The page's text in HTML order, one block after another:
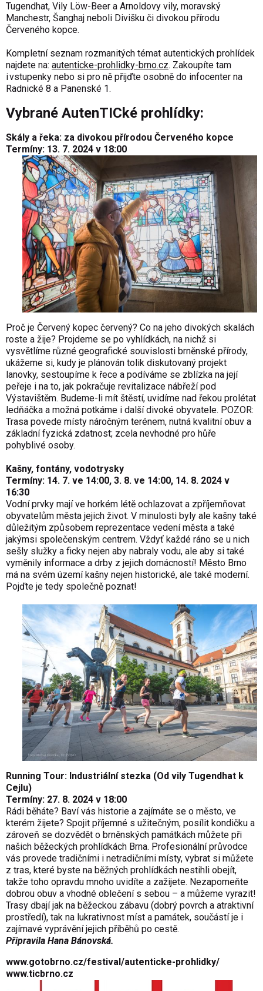
Tugendhat, Vily Löw-Beer a Arnoldovy vily, moravský
Manchestr, Šanghaj neboli Divišku či divokou přírodu
Červeného kopce.
Kompletní seznam rozmanitých témat autentických prohlídek
najdete na: autenticke-prohlidky-brno.cz. Zakoupíte tam
i vstupenky nebo si pro ně přijďte osobně do infocenter na
Radnické 8 a Panenské 1.
Vybrané AutenTICké prohlídky:
Skály a řeka: za divokou přírodou Červeného kopce
Termíny: 13. 7. 2024 v 18:00
Proč je Červený kopec červený? Co na jeho divokých skalách
roste a žije? Projdeme se po vyhlídkách, na nichž si
vysvětlíme různé geografické souvislosti brněnské přírody,
ukážeme si, kudy je plánován tolik diskutovaný projekt
lanovky, sestoupíme k řece a podíváme se zblízka na její
peřeje i na to, jak pokračuje revitalizace nábřeží pod
Výstavištěm. Budeme-li mít štěstí, uvidíme nad řekou prolétat
ledňáčka a možná potkáme i další divoké obyvatele. POZOR:
Trasa povede místy náročným terénem, nutná kvalitní obuv a
základní fyzická zdatnost; zcela nevhodné pro hůře
pohyblivé osoby.
Kašny, fontány, vodotrysky
Termíny: 14. 7. ve 14:00, 3. 8. ve 14:00, 14. 8. 2024 v
16:30
Vodní prvky mají ve horkém létě ochlazovat a zpříjemňovat
obyvatelům města jejich život. V minulosti byly ale kašny také
důležitým způsobem reprezentace vedení města a také
jakýmsi společenským centrem. Vždyť každé ráno se u nich
sešly služky a ficky nejen aby nabraly vodu, ale aby si také
vyměnily informace a drby z jejich domácností! Město Brno
má na svém území kašny nejen historické, ale také moderní.
Pojďte je tedy společně poznat!
Running Tour: Industriální stezka (Od vily Tugendhat k
Cejlu)
Termíny: 27. 8. 2024 v 18:00
Rádi běháte? Baví vás historie a zajímáte se o město, ve
kterém žijete? Spojit příjemné s užitečným, posílit kondičku a
zároveň se dozvědět o brněnských památkách můžete při
našich běžeckých prohlídkách Brna. Profesionální průvodce
vás provede tradičními i netradičními místy, vybrat si můžete
z tras, které byste na běžných prohlídkách nestihli obejít,
takže toho opravdu mnoho uvidíte a zažijete. Nezapomeňte
dobrou obuv a vhodné oblečení s sebou – a můžeme vyrazit!
Trasy dbají jak na běžeckou zábavu (dobrý povrch a atraktivní
prostředí), tak na lukrativnost míst a památek, součástí je i
zajímavé vyprávění jejich příběhů po cestě.
Připravila Hana Bánovská.
www.gotobrno.cz/festival/autenticke-prohlidky/
www.ticbrno.cz